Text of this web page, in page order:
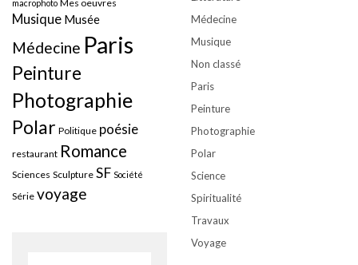
macrophoto Mes oeuvres
Musique Musée
Médecine Paris
Peinture
Photographie
Polar Politique poésie
restaurant Romance
Sciences Sculpture SF Société
Série voyage
Médecine
Musique
Non classé
Paris
Peinture
Photographie
Polar
Science
Spiritualité
Travaux
Voyage